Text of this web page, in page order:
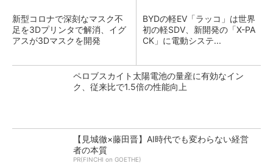
新型コロナで深刻なマスク不
足を3Dプリンタで解消、イグ
アスが3Dマスクを開発
BYDの軽EV「ラッコ」は世界
初の軽SDV、新開発の「X-PA
CK」に電動システ...
ペロブスカイト太陽電池の量産に有効なイン
ク、従来比で1.5倍の性能向上
【見城徹×藤田晋】AI時代でも変わらない経営
者の本質
PR(FINCHI on GOETHE)